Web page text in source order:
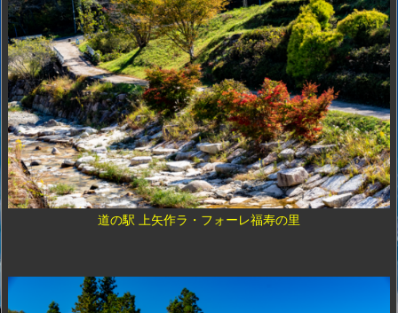
道の駅 上矢作ラ・フォーレ福寿の里